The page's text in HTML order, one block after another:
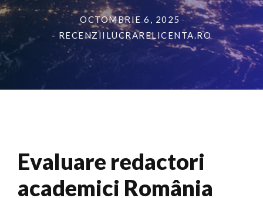
OCTOMBRIE 6, 2025
- RECENZIILUCRARELICENTA.RO
Evaluare redactori
academici România